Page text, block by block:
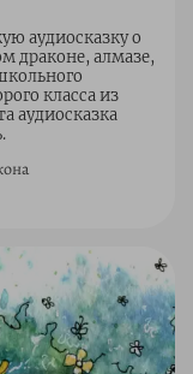
аудиосказку о
драконе, алмазе,
класса из
аудиосказка